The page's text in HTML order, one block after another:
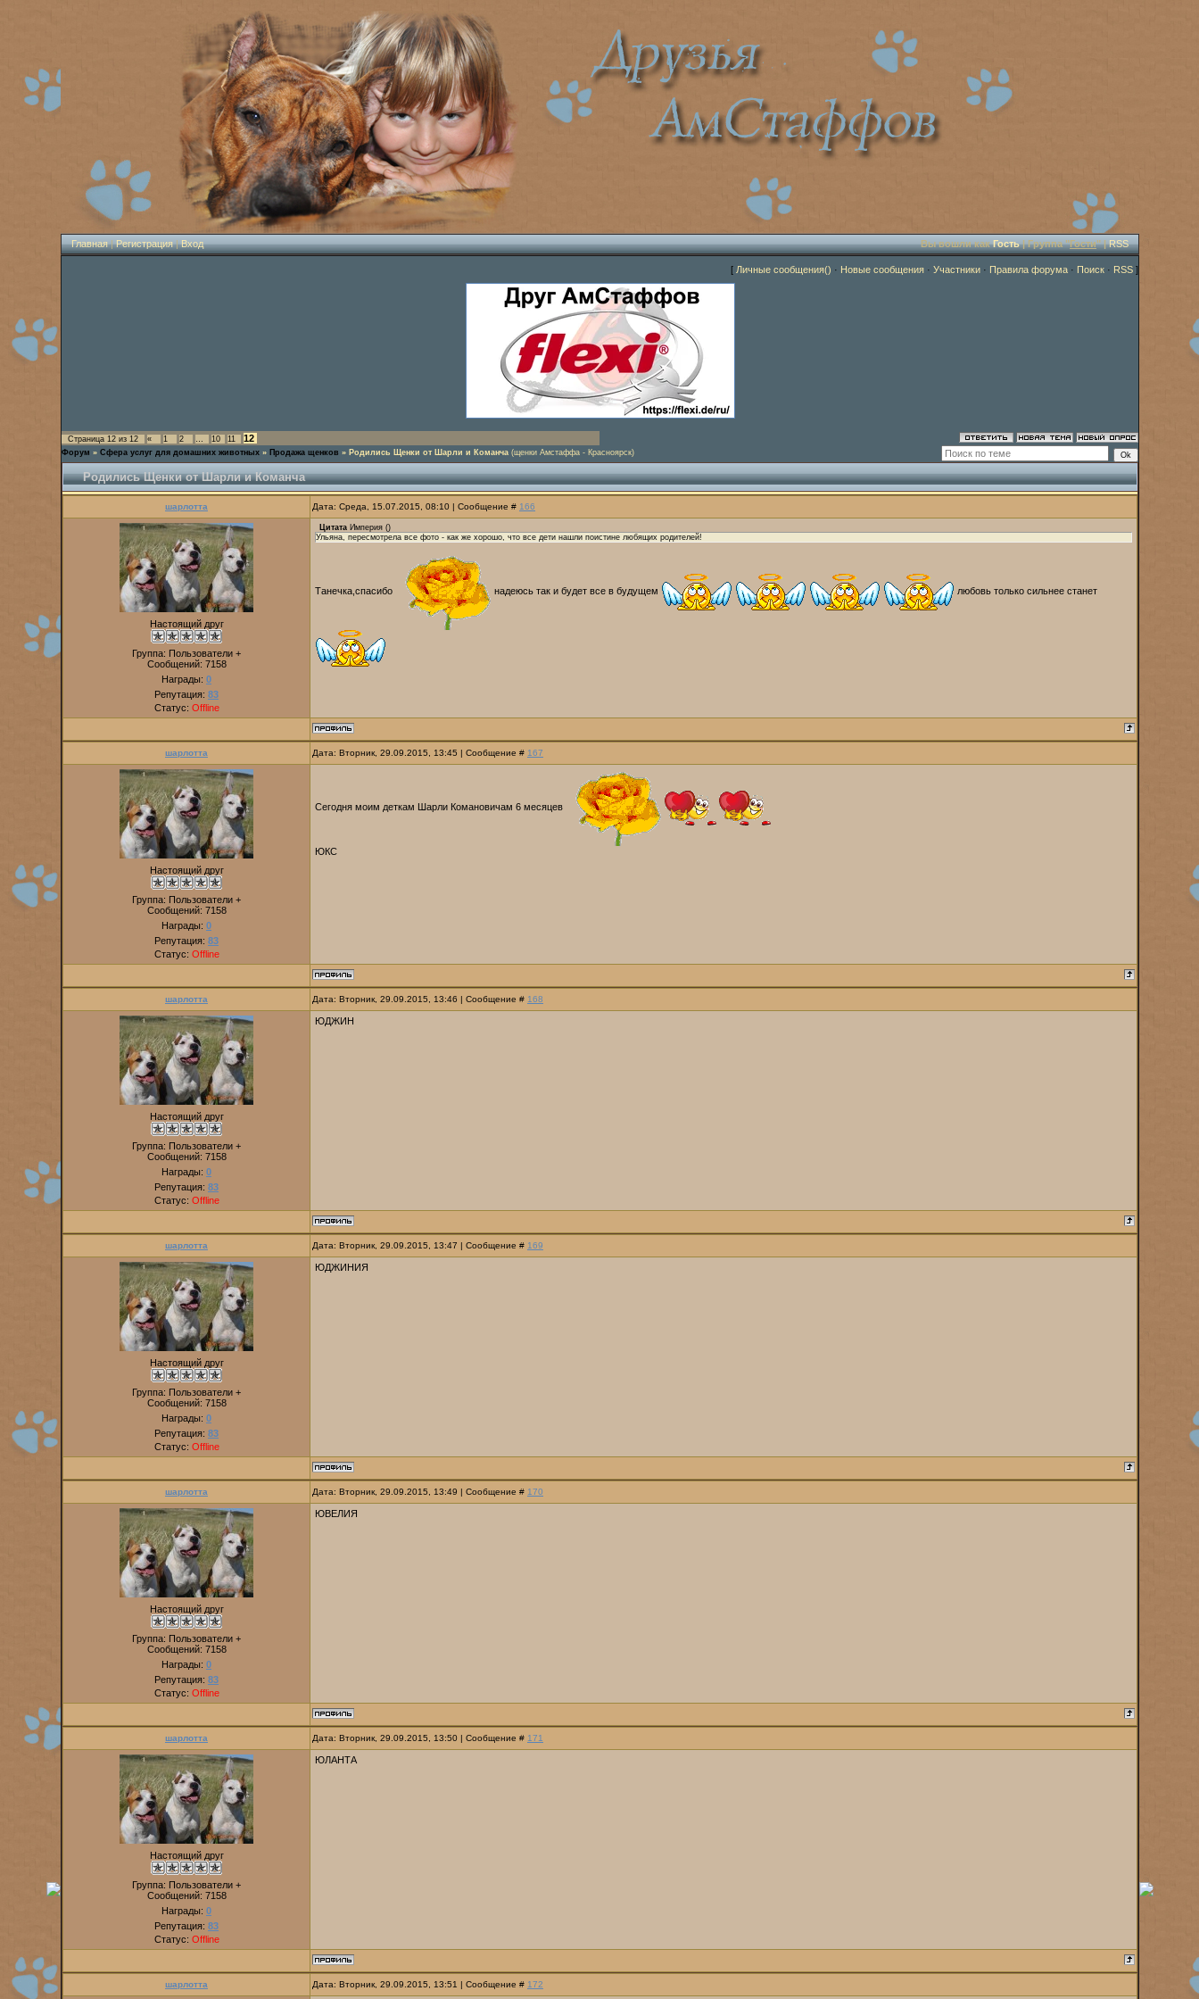
Главная|Регистрация|Вход Вы вошли какГость| Группа "Гости" |RSS
[ Личные сообщения() · Новые сообщения · Участники · Правила форума · Поиск · RSS ]
Страница 12 из 12 « 1 2 … 10 11 12
Форум » Сфера услуг для домашних животных » Продажа щенков » Родились Щенки от Шарли и Команча (щенки Амстаффа - Красноярск)
Родились Щенки от Шарли и Команча
шарлотта Дата: Среда, 15.07.2015, 08:10 | Сообщение # 166
Настоящий друг
Группа: Пользователи +
Сообщений: 7158
Награды: 0
Репутация: 83
Статус: Offline
Цитата Империя ()
Ульяна, пересмотрела все фото - как же хорошо, что все дети нашли поистине любящих родителей!
Танечка,спасибо надеюсь так и будет все в будущем любовь только сильнее станет
шарлотта Дата: Вторник, 29.09.2015, 13:45 | Сообщение # 167
Настоящий друг
Группа: Пользователи +
Сообщений: 7158
Награды: 0
Репутация: 83
Статус: Offline
Сегодня моим деткам Шарли Комановичам 6 месяцев
ЮКС
шарлотта Дата: Вторник, 29.09.2015, 13:46 | Сообщение # 168
Настоящий друг
Группа: Пользователи +
Сообщений: 7158
Награды: 0
Репутация: 83
Статус: Offline
ЮДЖИН
шарлотта Дата: Вторник, 29.09.2015, 13:47 | Сообщение # 169
Настоящий друг
Группа: Пользователи +
Сообщений: 7158
Награды: 0
Репутация: 83
Статус: Offline
ЮДЖИНИЯ
шарлотта Дата: Вторник, 29.09.2015, 13:49 | Сообщение # 170
Настоящий друг
Группа: Пользователи +
Сообщений: 7158
Награды: 0
Репутация: 83
Статус: Offline
ЮВЕЛИЯ
шарлотта Дата: Вторник, 29.09.2015, 13:50 | Сообщение # 171
Настоящий друг
Группа: Пользователи +
Сообщений: 7158
Награды: 0
Репутация: 83
Статус: Offline
ЮЛАНТА
шарлотта Дата: Вторник, 29.09.2015, 13:51 | Сообщение # 172